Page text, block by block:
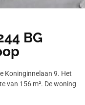
BG
Koninginnelaan 9. Het
van 156 m². De woning